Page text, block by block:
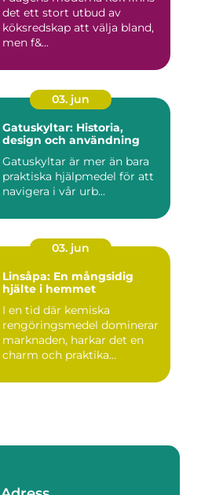
det ett stort utbud av
köksredskap att välja bland,
men f&...
03. jun
Gatuskyltar: Historia,
design och användning
Gatuskyltar är mer än bara
praktiska hjälpmedel för att
navigera i vår urb...
03. jun
Linsåpa: En mångsidig
hjälte i hemmet
I en tid där kemiska
rengöringsmedel dominerar
marknaden, harkar det en
charm och praktika...